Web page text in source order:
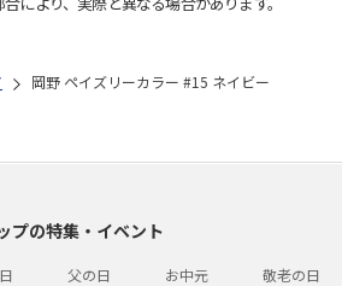
岡野 ペイズリーカラー #15 ネイビー
プの特集・イベント
父の日 お中元 敬老の日